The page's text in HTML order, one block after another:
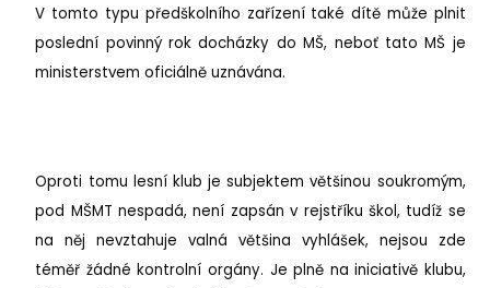
V tomto typu předškolního zařízení také dítě může plnit
poslední povinný rok docházky do MŠ, neboť tato MŠ je
ministerstvem oficiálně uznávána.
Oproti tomu lesní klub je subjektem většinou soukromým,
pod MŠMT nespadá, není zapsán v rejstříku škol, tudíž se
na něj nevztahuje valná většina vyhlášek, nejsou zde
téměř žádné kontrolní orgány. Je plně na iniciativě klubu,